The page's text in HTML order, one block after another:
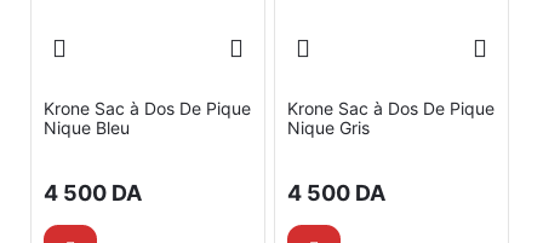
Krone Sac à Dos De Pique
Nique Bleu
4 500 DA
Krone Sac à Dos De Pique
Nique Gris
4 500 DA